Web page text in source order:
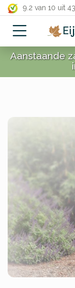
9.2 van 10 uit
close
Aanstaande